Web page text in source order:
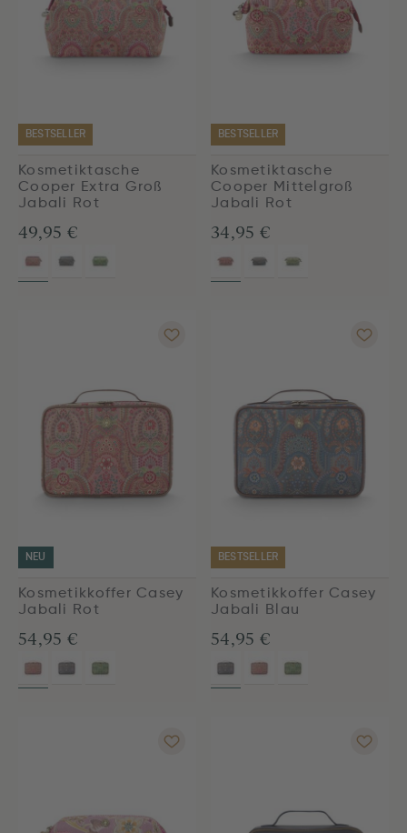
BESTSELLER
Kosmetiktasche
Cooper Extra Groß
Jabali Rot
49,95 €
BESTSELLER
Kosmetiktasche
Cooper Mittelgroß
Jabali Rot
34,95 €
NEU
Kosmetikkoffer Casey
Jabali Rot
54,95 €
BESTSELLER
Kosmetikkoffer Casey
Jabali Blau
54,95 €